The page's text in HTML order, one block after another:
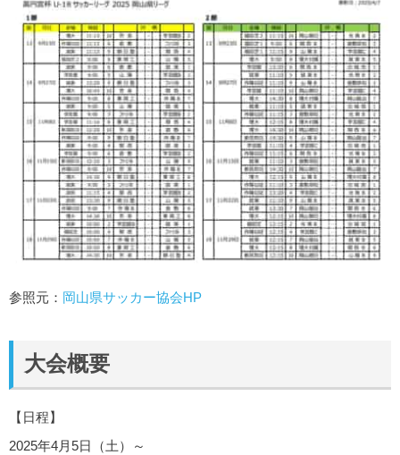
参照元： 岡山県サッカー協会HP
大会概要
【日程】
2025年4月5日（土）～